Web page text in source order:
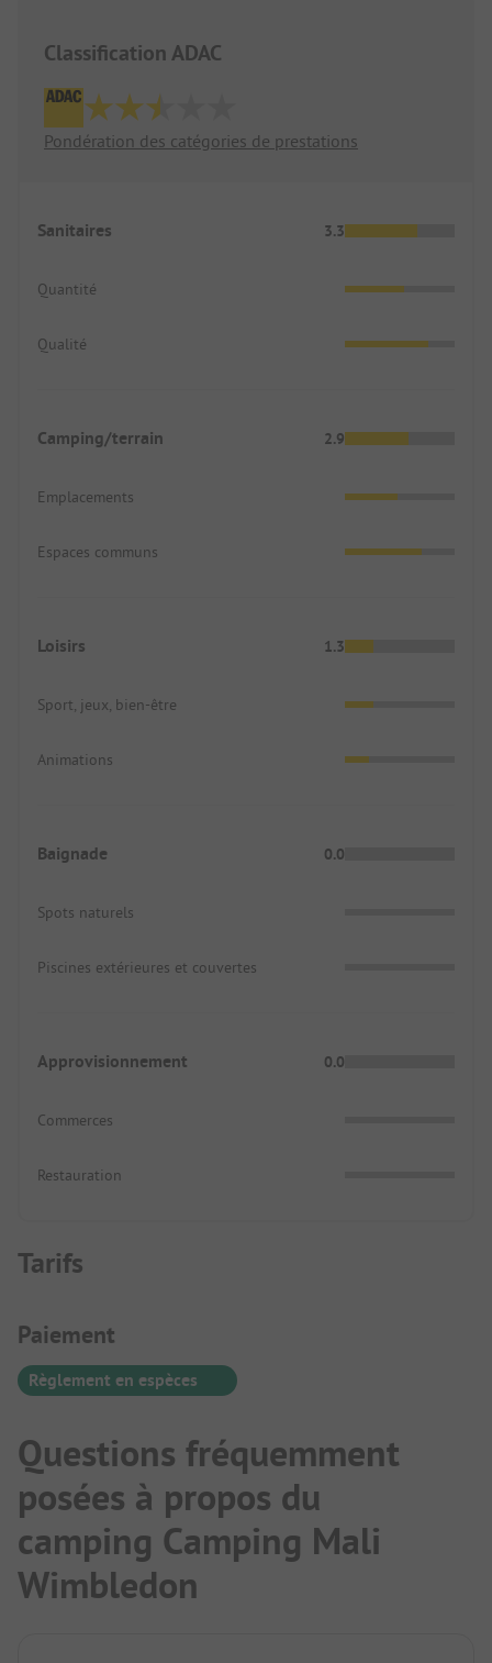
Classification ADAC
Pondération des catégories de prestations
Sanitaires 3.3
Quantité
Qualité
Camping/terrain 2.9
Emplacements
Espaces communs
Loisirs 1.3
Sport, jeux, bien-être
Animations
Baignade 0.0
Spots naturels
Piscines extérieures et couvertes
Approvisionnement 0.0
Commerces
Restauration
Tarifs
Informations de paiement
Paiement
Règlement en espèces
Questions fréquemment
posées à propos du
camping Camping Mali
Wimbledon